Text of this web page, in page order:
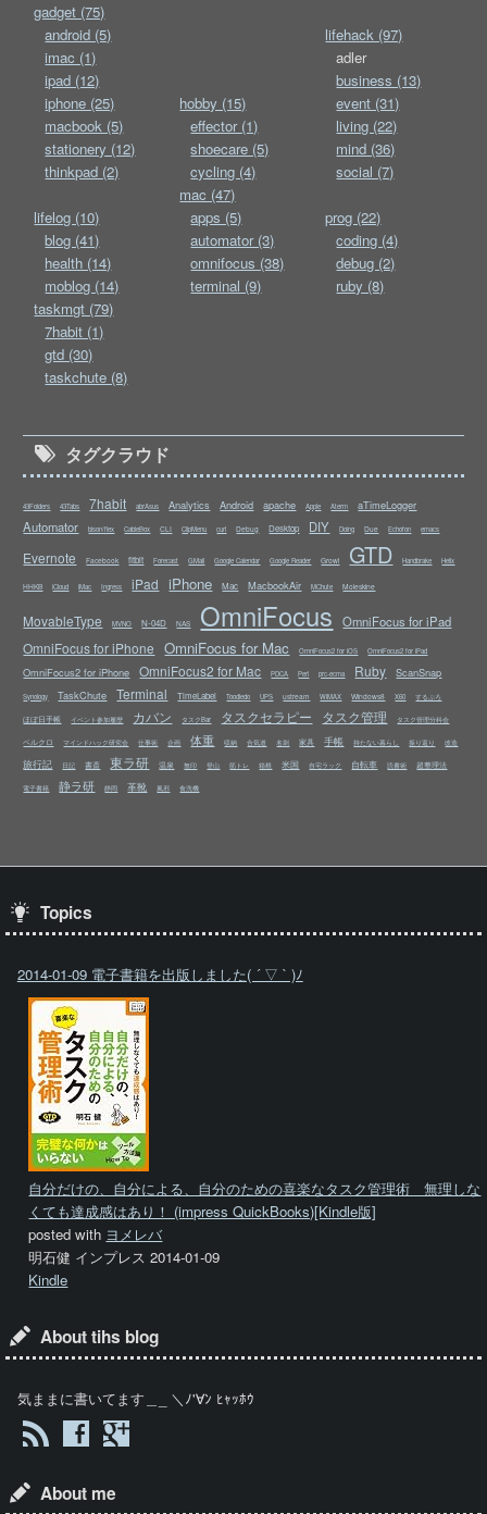
gadget (75)
android (5)
imac (1)
ipad (12)
iphone (25)
macbook (5)
stationery (12)
thinkpad (2)
hobby (15)
effector (1)
shoecare (5)
cycling (4)
lifehack (97)
adler
business (13)
event (31)
living (22)
mind (36)
social (7)
lifelog (10)
blog (41)
health (14)
moblog (14)
mac (47)
apps (5)
automator (3)
omnifocus (38)
terminal (9)
prog (22)
coding (4)
debug (2)
ruby (8)
taskmgt (79)
7habit (1)
gtd (30)
taskchute (8)
タグクラウド
43Folders 43Tabs 7habit abrAsus Analytics Android apache Apple Aterm aTimeLogger
Automator bison/flex CableBox CLI ClipMenu curl Debug Desktop DIY Doing Due Echofon emacs
Evernote Facebook fitbit Forecast GMail Google Calendar Google Reader Growl GTD Handbrake Helix
HHKB iCloud iMac Ingress iPad iPhone Mac MacbookAir MChute Moleskine
MovableType MVNO N-04D NAS OmniFocus OmniFocus for iPad
OmniFocus for iPhone OmniFocus for Mac OmniFocus2 for iOS OmniFocus2 for iPad
OmniFocus2 for iPhone OmniFocus2 for Mac PDCA Perl prc-ecma Ruby ScanSnap
Synology TaskChute Terminal TimeLabel Toodledo UPS ustream WiMAX Windows8 X60 するぷろ
ほぼ日手帳 イベント参加履歴 カバン タスクBar タスクセラピー タスク管理 タスク管理分科会
ベルクロ マインドハック研究会 仕事術 企画 体重 収納 合気道 名刺 家具 手帳 持たない暮らし 振り返り 改造
旅行記 日記 書斎 東ラ研 温泉 無印 登山 筋トレ 箱根 米国 自宅ラック 自転車 読書術 超整理法
電子書籍 静ラ研 静岡 革靴 風邪 食洗機
Topics
2014-01-09 電子書籍を出版しました( ´ ▽ ` )ﾉ
自分だけの、自分による、自分のための喜楽なタスク管理術 無理しな
くても達成感はあり！ (impress QuickBooks)[Kindle版]
posted with ヨメレバ
明石健 インプレス 2014-01-09
Kindle
About tihs blog
気ままに書いてます＿_ ＼ﾉ'∀ﾝ ﾋｬｯﾎｳ
About me